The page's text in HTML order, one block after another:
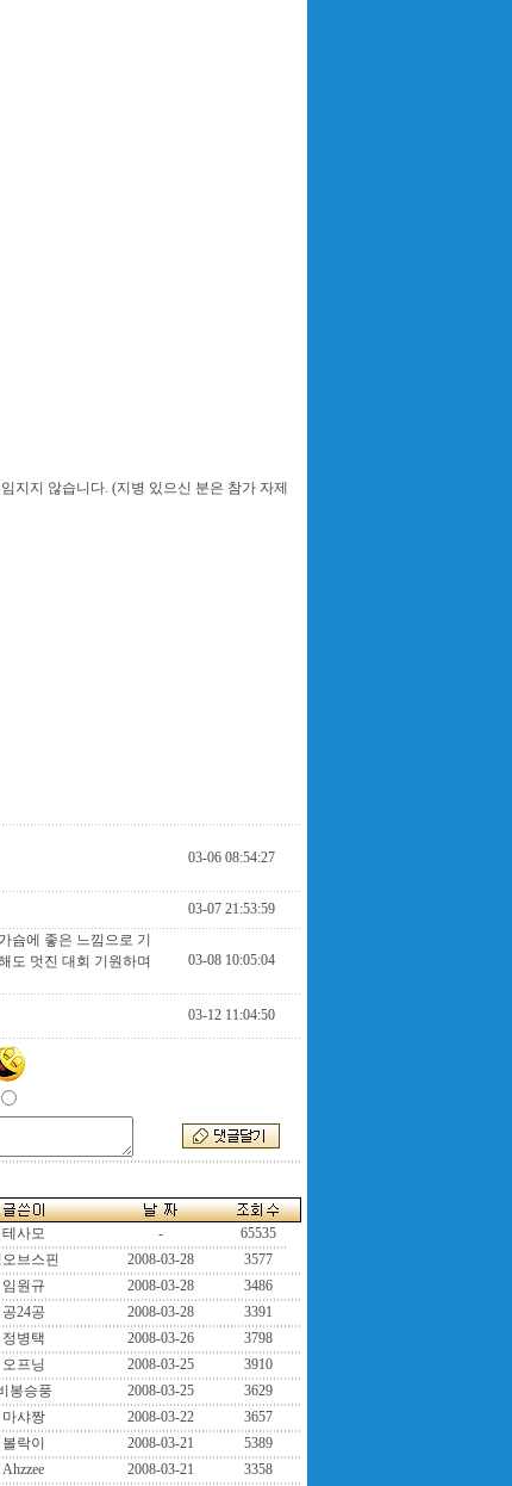
지지 않습니다. (지병 있으신 분은 참가 자제
03-06 08:54:27
03-07 21:53:59
슴에 좋은 느낌으로 기
도 멋진 대회 기원하며
03-08 10:05:04
03-12 11:04:50
테사모 -
65535
오브스핀 2008-03-28
3577
임원규 2008-03-28
3486
공24공 2008-03-28
3391
정병택 2008-03-26
3798
오프닝 2008-03-25
3910
봉승풍 2008-03-25
3629
마샤짱 2008-03-22
3657
볼락이 2008-03-21
5389
Ahzzee 2008-03-21
3358